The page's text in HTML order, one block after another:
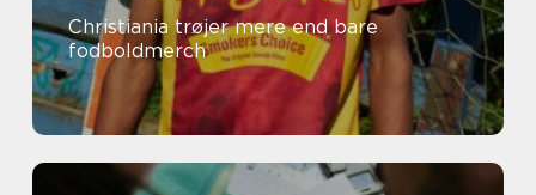
Christiania trøjer mere end bare
fodboldmerch